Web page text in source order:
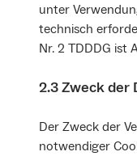
unter
technisch
Nr. 2 TDDDG ist
2.3 Zweck der
Der Zweck der
notwendiger